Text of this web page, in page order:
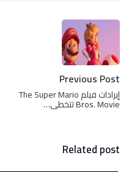
Previous Post
إيرادات فيلم The Super Mario
Bros. Movie تتخطى…
Related post